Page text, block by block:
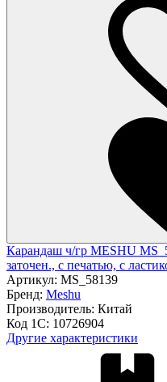
Карандаш ч/гр MESHU
заточен., с печатью, с
Артикул: MS_58139
Бренд: Meshu
Производитель: Китай
Код 1С: 10726904
Другие характеристики